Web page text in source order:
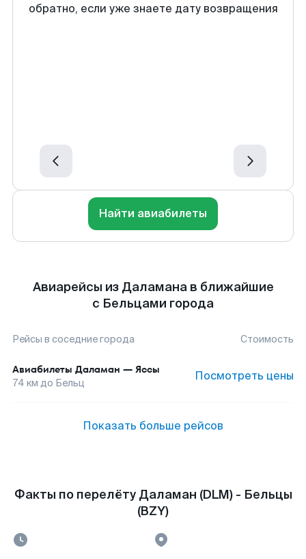
обратно, если уже знаете дату возвращения
Найти авиабилеты
Авиарейсы из Даламана в ближайшие
с Бельцами города
Рейсы в соседние города Стоимость
Авиабилеты Даламан — Яссы
74 км до Бельц Посмотреть цены
Показать больше рейсов
Факты по перелёту Даламан (DLM) - Бельцы
(BZY)